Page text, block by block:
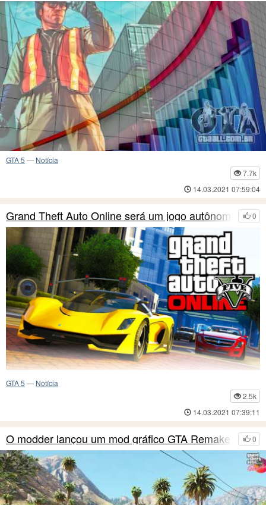
GTA 5 — Notícia
7.7k
14.03.2021 07:59:04
0
Grand Theft Auto Online será um jogo autônomo
GTA 5 — Notícia
2.5k
14.03.2021 07:39:11
0
O modder lançou um mod gráfico GTA Remake